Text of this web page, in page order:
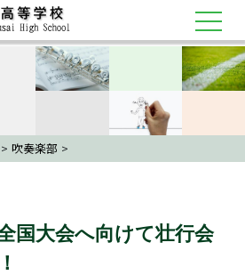
> 吹奏楽部 >
国大会へ向けて壮行会